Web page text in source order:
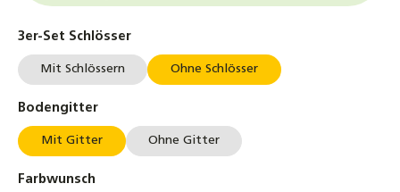
3er-Set Schlösserauswählen
Mit Schlössern Ohne Schlösser
Bodengitterauswählen
Mit Gitter Ohne Gitter
Farbwunsch